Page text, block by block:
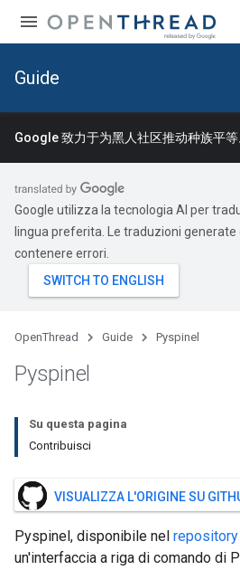
Guide
Google 致力于为黑人社区推动种族平等
Google utilizza la tecnologia AI per
lingua preferita. Le traduzioni generate
contenere errori.
OpenThread Guide Pyspinel
Pyspinel
Su questa pagina
Contribuisci
VISUALIZZA L'ORIGINE SU
Pyspinel, disponibile nel
un'interfaccia a riga di comando di